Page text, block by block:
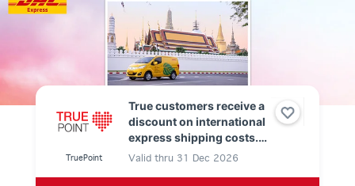
True customers receive a
discount on international
express shipping costs.
Use 0 True Points.
TruePoint Valid thru 31 Dec 2026